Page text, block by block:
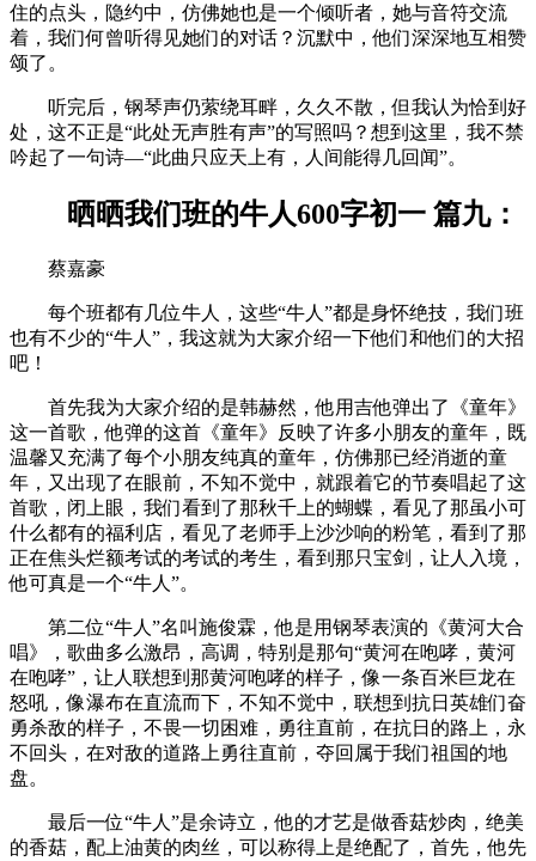
住的点头，隐约中，仿佛她也是一个倾听者，她与音符交流
着，我们何曾听得见她们的对话？沉默中，他们深深地互相赞
颂了。
听完后，钢琴声仍萦绕耳畔，久久不散，但我认为恰到好
处，这不正是“此处无声胜有声”的写照吗？想到这里，我不禁
吟起了一句诗—“此曲只应天上有，人间能得几回闻”。
晒晒我们班的牛人600字初一 篇九：
蔡嘉豪
每个班都有几位牛人，这些“牛人”都是身怀绝技，我们班
也有不少的“牛人”，我这就为大家介绍一下他们和他们的大招
吧！
首先我为大家介绍的是韩赫然，他用吉他弹出了《童年》
这一首歌，他弹的这首《童年》反映了许多小朋友的童年，既
温馨又充满了每个小朋友纯真的童年，仿佛那已经消逝的童
年，又出现了在眼前，不知不觉中，就跟着它的节奏唱起了这
首歌，闭上眼，我们看到了那秋千上的蝴蝶，看见了那虽小可
什么都有的福利店，看见了老师手上沙沙响的粉笔，看到了那
正在焦头烂额考试的考试的考生，看到那只宝剑，让人入境，
他可真是一个“牛人”。
第二位“牛人”名叫施俊霖，他是用钢琴表演的《黄河大合
唱》，歌曲多么激昂，高调，特别是那句“黄河在咆哮，黄河
在咆哮”，让人联想到那黄河咆哮的样子，像一条百米巨龙在
怒吼，像瀑布在直流而下，不知不觉中，联想到抗日英雄们奋
勇杀敌的样子，不畏一切困难，勇往直前，在抗日的路上，永
不回头，在对敌的道路上勇往直前，夺回属于我们祖国的地
盘。
最后一位“牛人”是余诗立，他的才艺是做香菇炒肉，绝美
的香菇，配上油黄的肉丝，可以称得上是绝配了，首先，他先